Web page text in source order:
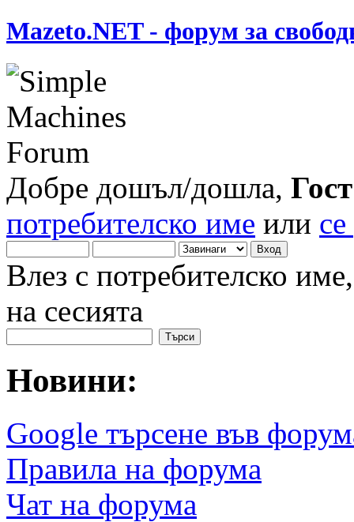
Mazeto.NET - форум за
Добре дошъл/дошла, Гост
потребителско име или
Влез с потребителско
на сесията
Новини:
Google търсене във
Правила на форума
Чат на форума